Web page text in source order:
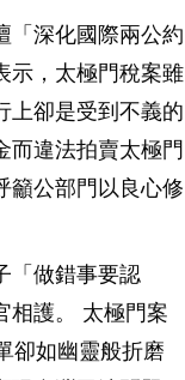
「深化國際兩公約
示，太極門稅案雖
上卻是受到不義的
而違法拍賣太極門
籲公部門以良心修
「做錯事要認
相護。 太極門案
卻如幽靈般折磨